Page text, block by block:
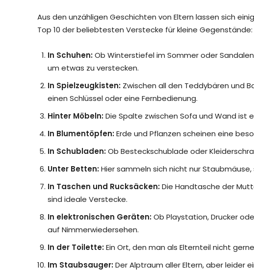
Aus den unzähligen Geschichten von Eltern lassen sich
Top 10 der beliebtesten Verstecke für kleine Gegenstände:
In Schuhen:Ob Winterstiefel im Sommer oder
um etwas zu verstecken.
In Spielzeugkisten: Zwischen all den Teddybären und
einen Schlüssel oder eine Fernbedienung.
Hinter Möbeln:Die Spalte zwischen Sofa und Wand ist
In Blumentöpfen:Erde und Pflanzen scheinen eine
In Schubladen:Ob Besteckschublade oder
Unter Betten:Hier sammeln sich nicht nur
In Taschen und Rucksäcken:Die Handtasche der
sind ideale Verstecke.
In elektronischen Geräten:Ob Playstation, Drucker
auf Nimmerwiedersehen.
In der Toilette:Ein Ort, den man als Elternteil nicht
Im Staubsauger:Der Alptraum aller Eltern, aber leider